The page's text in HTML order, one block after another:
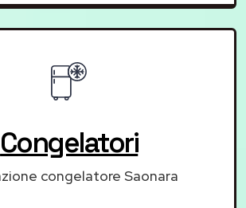
Congelatori
congelatore Saonara